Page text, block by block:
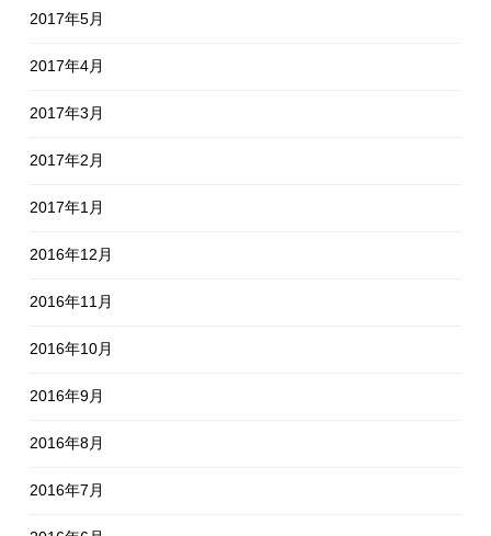
2017年5月
2017年4月
2017年3月
2017年2月
2017年1月
2016年12月
2016年11月
2016年10月
2016年9月
2016年8月
2016年7月